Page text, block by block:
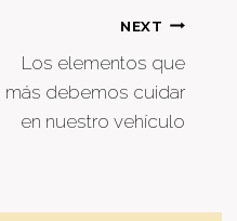
NEXT
Los elementos que
más debemos cuidar
en nuestro vehículo